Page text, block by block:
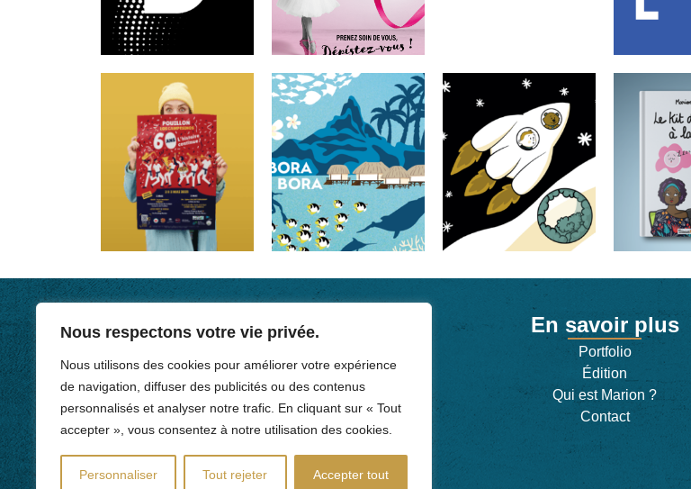
Nous respectons votre vie privée.
Nous utilisons des cookies pour améliorer votre expérience
de navigation, diffuser des publicités ou des contenus
personnalisés et analyser notre trafic. En cliquant sur « Tout
accepter », vous consentez à notre utilisation des cookies.
Personnaliser Tout rejeter Accepter tout
DESIGNER GRAPHIQUE • ILLUSTRATRICE
En savoir plus
Portfolio
Édition
Qui est Marion ?
Contact